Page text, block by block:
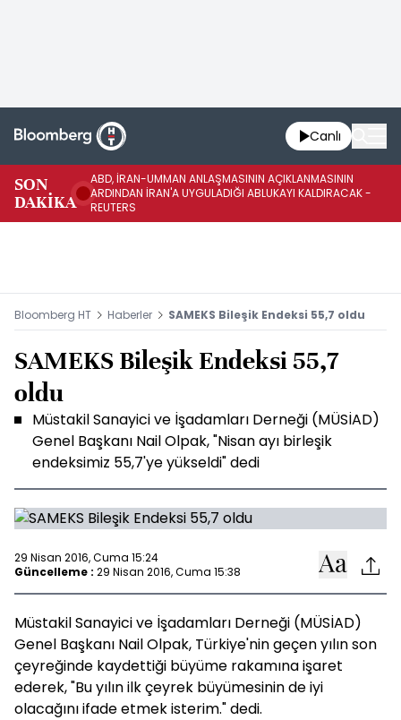
Canlı
SON
DAKİKA
ABD, İRAN-UMMAN ANLAŞMASININ AÇIKLANMASININ
ARDINDAN İRAN'A UYGULADIĞI ABLUKAYI KALDIRACAK -
REUTERS
Bloomberg HT Haberler SAMEKS Bileşik Endeksi 55,7 oldu
SAMEKS Bileşik Endeksi 55,7
oldu
Müstakil Sanayici ve İşadamları Derneği (MÜSİAD)
Genel Başkanı Nail Olpak, "Nisan ayı birleşik
endeksimiz 55,7'ye yükseldi" dedi
29 Nisan 2016, Cuma 15:24
Güncelleme : 29 Nisan 2016, Cuma 15:38
Müstakil Sanayici ve İşadamları Derneği (MÜSİAD)
Genel Başkanı Nail Olpak, Türkiye'nin geçen yılın son
çeyreğinde kaydettiği büyüme rakamına işaret
ederek, "Bu yılın ilk çeyrek büyümesinin de iyi
olacağını ifade etmek isterim." dedi.